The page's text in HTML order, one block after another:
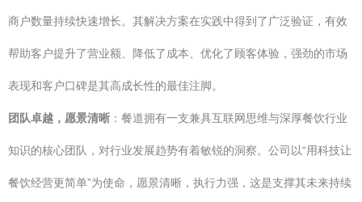
商户数量持续快速增长。其解决方案在实践中得到了广泛验证，有效
帮助客户提升了营业额、降低了成本、优化了顾客体验，强劲的市场
表现和客户口碑是其高成长性的最佳注脚。
团队卓越，愿景清晰 ：餐道拥有一支兼具互联网思维与深厚餐饮行业
知识的核心团队，对行业发展趋势有着敏锐的洞察。公司以“用科技让
餐饮经营更简单”为使命，愿景清晰，执行力强，这是支撑其未来持续